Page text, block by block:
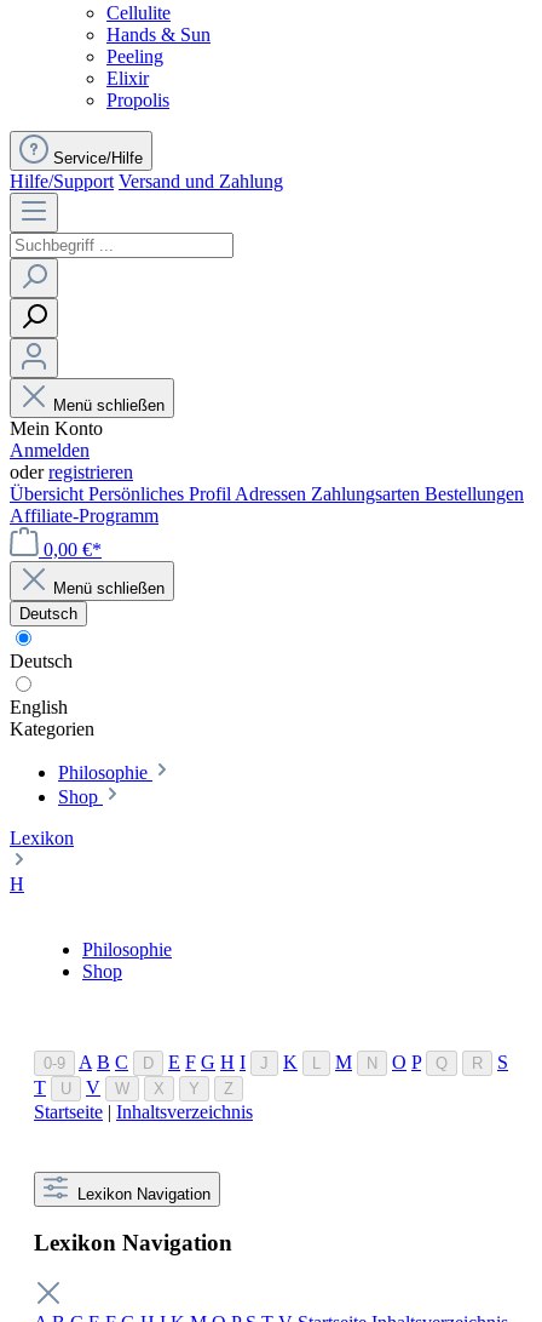
Cellulite
Hands & Sun
Peeling
Elixir
Propolis
Service/Hilfe
Hilfe/Support Versand und Zahlung
Menü schließen
Mein Konto
Anmelden
oderregistrieren
Übersicht Persönliches Profil Adressen Zahlungsarten Bestellungen
Affiliate-Programm
0,00 €*
Menü schließen
Deutsch
Deutsch
English
Kategorien
Philosophie
Shop
Lexikon
H
Philosophie
Shop
0-9 A B C D E F G H I J K L M N O P Q R
S
T
U V W X Y Z
Startseite | Inhaltsverzeichnis
Lexikon Navigation
Lexikon Navigation